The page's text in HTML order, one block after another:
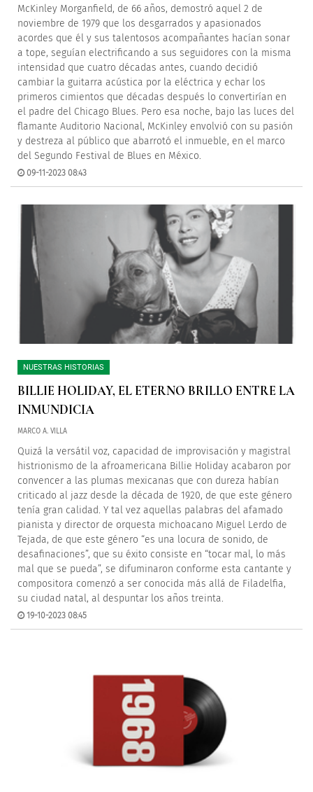
McKinley Morganfield, de 66 años, demostró aquel 2 de
noviembre de 1979 que los desgarrados y apasionados
acordes que él y sus talentosos acompañantes hacían sonar
a tope, seguían electrificando a sus seguidores con la misma
intensidad que cuatro décadas antes, cuando decidió
cambiar la guitarra acústica por la eléctrica y echar los
primeros cimientos que décadas después lo convertirían en
el padre del Chicago Blues. Pero esa noche, bajo las luces del
flamante Auditorio Nacional, McKinley envolvió con su pasión
y destreza al público que abarrotó el inmueble, en el marco
del Segundo Festival de Blues en México.
09-11-2023 08:43
NUESTRAS HISTORIAS
BILLIE HOLIDAY, EL ETERNO BRILLO ENTRE LA
INMUNDICIA
MARCO A. VILLA
Quizá la versátil voz, capacidad de improvisación y magistral
histrionismo de la afroamericana Billie Holiday acabaron por
convencer a las plumas mexicanas que con dureza habían
criticado al jazz desde la década de 1920, de que este género
tenía gran calidad. Y tal vez aquellas palabras del afamado
pianista y director de orquesta michoacano Miguel Lerdo de
Tejada, de que este género “es una locura de sonido, de
desafinaciones”, que su éxito consiste en “tocar mal, lo más
mal que se pueda”, se difuminaron conforme esta cantante y
compositora comenzó a ser conocida más allá de Filadelfia,
su ciudad natal, al despuntar los años treinta.
19-10-2023 08:45